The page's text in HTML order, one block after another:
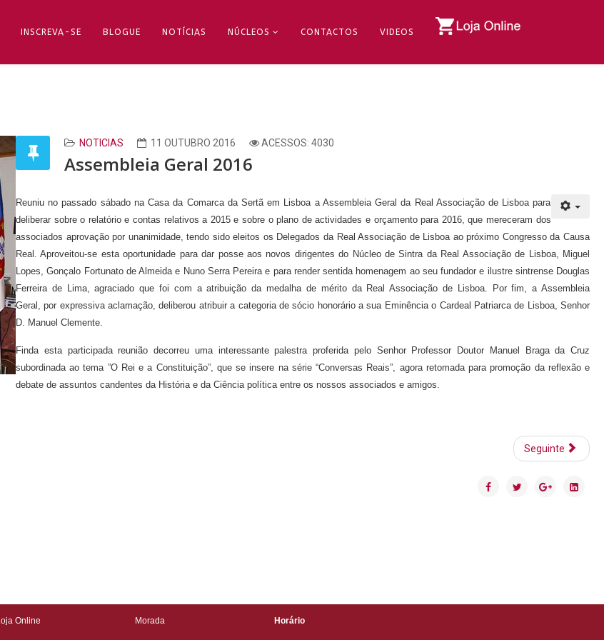
INSCREVA-SE BLOGUE NOTÍCIAS NÚCLEOS CONTACTOS VIDEOS
NOTICIAS 11 OUTUBRO 2016 ACESSOS: 4030
Assembleia Geral 2016
Reuniu no passado sábado na Casa da Comarca da Sertã em Lisboa a Assembleia Geral da Real Associação de Lisboa para
deliberar sobre o relatório e contas relativos a 2015 e sobre o plano de actividades e orçamento para 2016, que mereceram dos
associados aprovação por unanimidade, tendo sido eleitos os Delegados da Real Associação de Lisboa ao próximo Congresso da Causa
Real. Aproveitou-se esta oportunidade para dar posse aos novos dirigentes do Núcleo de Sintra da Real Associação de Lisboa, Miguel
Lopes, Gonçalo Fortunato de Almeida e Nuno Serra Pereira e para render sentida homenagem ao seu fundador e ilustre sintrense Douglas
Ferreira de Lima, agraciado que foi com a atribuição da medalha de mérito da Real Associação de Lisboa. Por fim, a Assembleia
Geral, por expressiva aclamação, deliberou atribuir a categoria de sócio honorário a sua Eminência o Cardeal Patriarca de Lisboa, Senhor
D. Manuel Clemente.
Finda esta participada reunião decorreu uma interessante palestra proferida pelo Senhor Professor Doutor Manuel Braga da Cruz
subordinada ao tema ”O Rei e a Constituição”, que se insere na série “Conversas Reais”, agora retomada para promoção da reflexão e
debate de assuntos candentes da História e da Ciência política entre os nossos associados e amigos.
Seguinte
Online Morada Horário